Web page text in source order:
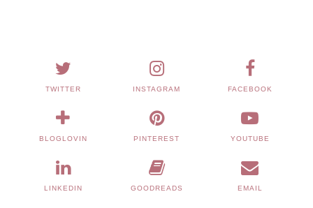
TWITTER INSTAGRAM FACEBOOK
BLOGLOVIN PINTEREST YOUTUBE
LINKEDIN GOODREADS EMAIL